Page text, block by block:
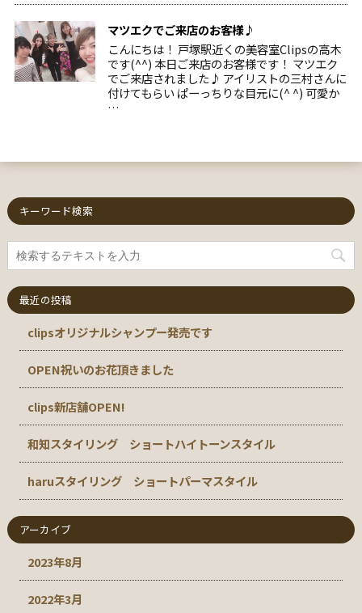
マツエクでご来店のお客様♪
こんにちは！ 戸塚駅近くの美容室Clipsの高木
です(^^) 本日ご来店のお客様です！ マツエク
でご来店されました♪ アイリストの三村さんに
付けてもらい ぱーっちりな目元に(^ ^) 可愛か
…
キーワード検索
最近の投稿
clipsオリジナルシャンプー発売です
OPEN祝いのお花頂きました
clips新店舗OPEN!
和知スタイリング ショートハイトーンスタイル
haruスタイリング ショートパーマスタイル
アーカイブ
2023年8月
2022年3月